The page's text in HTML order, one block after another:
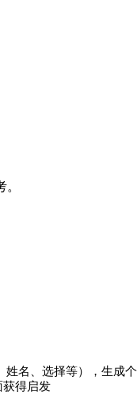
名、选择等），生成
获得启发